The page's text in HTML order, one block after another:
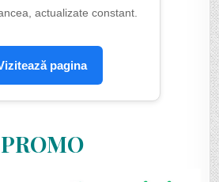
actualizate constant.
pagina
PROMO